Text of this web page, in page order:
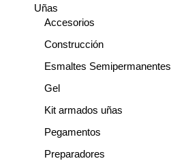
Uñas
Accesorios
Construcción
Esmaltes Semipermanentes
Gel
Kit armados uñas
Pegamentos
Preparadores